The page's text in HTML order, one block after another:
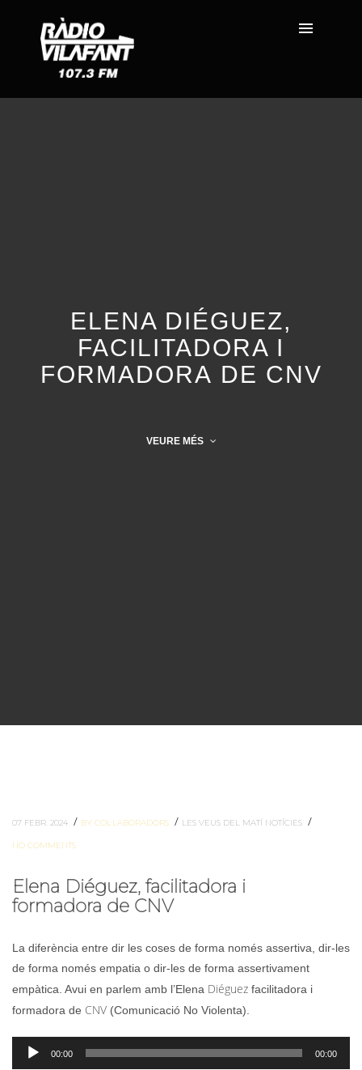
ELENA DIÉGUEZ,
FACILITADORA I
FORMADORA DE CNV
VEURE MÉS
07 FEBR. 2024 / BY COL·LABORADORS / LES VEUS DEL MATÍ NOTÍCIES /
NO COMMENTS
Elena Diéguez, facilitadora i
formadora de CNV
La diferència entre dir les coses de forma només assertiva, dir-les
de forma només empatia o dir-les de forma assertivament
empàtica. Avui en parlem amb l’Elena Diéguez facilitadora i
formadora de CNV (Comunicació No Violenta).
Reproductor
d'àudio
00:00 00:00